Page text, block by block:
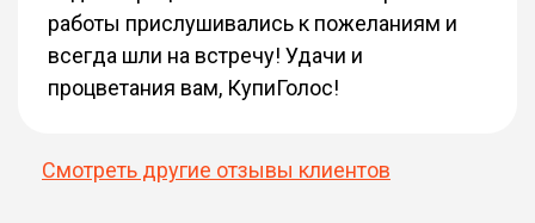
работы прислушивались к пожеланиям и
всегда шли на встречу! Удачи и
процветания вам, КупиГолос!
Смотреть другие отзывы клиентов